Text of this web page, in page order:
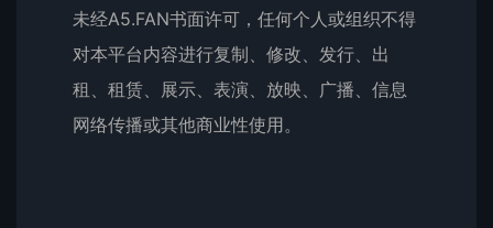
未经A5.FAN书面许可，任何个人或组织不得
对本平台内容进行复制、修改、发行、出
租、租赁、展示、表演、放映、广播、信息
网络传播或其他商业性使用。